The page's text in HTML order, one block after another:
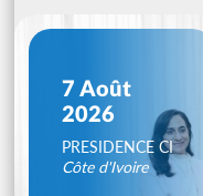
7 Août
2026
PRESIDENCE CI
Côte d'Ivoire